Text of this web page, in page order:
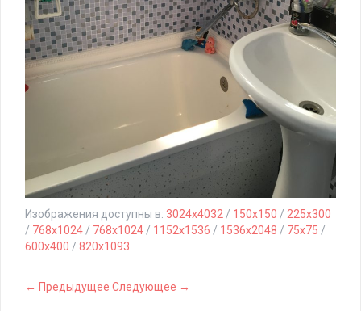
Изображения доступны в: 3024x4032 / 150x150 / 225x300
/ 768x1024 / 768x1024 / 1152x1536 / 1536x2048 / 75x75 /
600x400 / 820x1093
← Предыдущее Следующее →